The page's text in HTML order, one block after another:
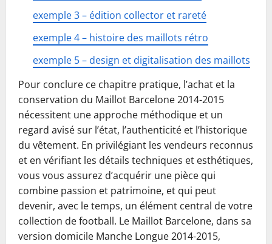
exemple 3 – édition collector et rareté
exemple 4 – histoire des maillots rétro
exemple 5 – design et digitalisation des maillots
Pour conclure ce chapitre pratique, l’achat et la
conservation du Maillot Barcelone 2014-2015
nécessitent une approche méthodique et un
regard avisé sur l’état, l’authenticité et l’historique
du vêtement. En privilégiant les vendeurs reconnus
et en vérifiant les détails techniques et esthétiques,
vous vous assurez d’acquérir une pièce qui
combine passion et patrimoine, et qui peut
devenir, avec le temps, un élément central de votre
collection de football. Le Maillot Barcelone, dans sa
version domicile Manche Longue 2014-2015,